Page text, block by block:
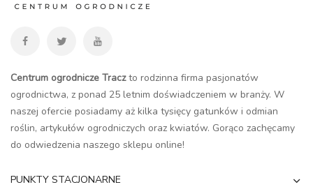
Centrum ogrodnicze Traczto rodzinna firma pasjonatów
ogrodnictwa, z ponad 25 letnim doświadczeniem w branży. W
naszej ofercie posiadamy aż kilka tysięcy gatunków i odmian
roślin, artykułów ogrodniczych oraz kwiatów. Gorąco zachęcamy
do odwiedzenia naszego sklepu online!
PUNKTY STACJONARNE